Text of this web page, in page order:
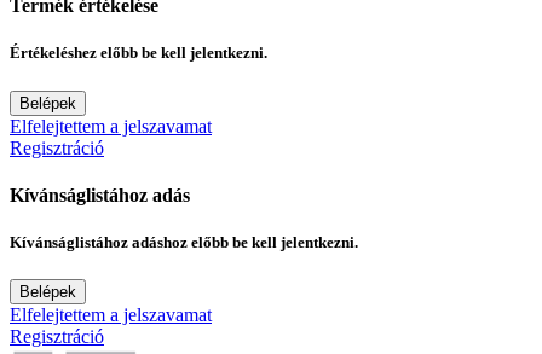
Termék értékelése
Értékeléshez előbb be kell jelentkezni.
Belépek
Elfelejtettem a jelszavamat
Regisztráció
Kívánságlistához adás
Kívánságlistához adáshoz előbb be kell jelentkezni.
Belépek
Elfelejtettem a jelszavamat
Regisztráció